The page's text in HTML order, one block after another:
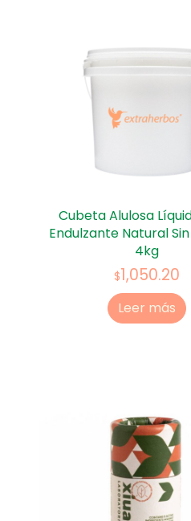
Cubeta Alulosa
Endulzante Natural
4kg
$1,050.20
Leer más